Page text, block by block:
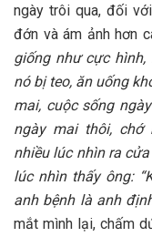
ngày trôi qua, đối
đớn và ám ảnh hơn
giống như cực
nó bị teo, ăn uống
mai, cuộc sống
ngày mai thôi, chớ
nhiều lúc nhìn ra
lúc nhìn thấy ông:
anh bệnh là anh
mắt mình lại, chấm